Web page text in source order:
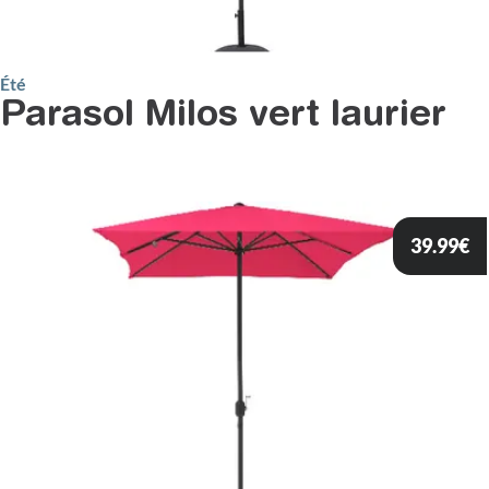
Été
Parasol Milos vert laurier
39.99€